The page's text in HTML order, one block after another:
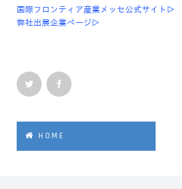
国際フロンティア産業メッセ公式サイト▷
弊社出展企業ページ▷
HOME